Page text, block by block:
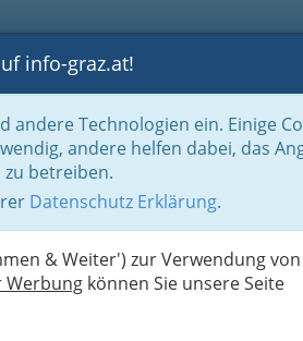
GASTRONOMIE BRANCHEN
info-graz.at!
andere Technologien ein. Einige
andere helfen dabei, das
betreiben.
Datenschutz Erklärung.
& Weiter') zur Verwendung von
Werbung können Sie unsere Seite
Next